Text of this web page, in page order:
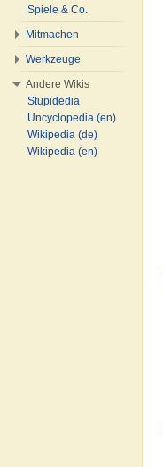
Spiele & Co.
Mitmachen
Werkzeuge
Andere Wikis
Stupidedia
Uncyclopedia (en)
Wikipedia (de)
Wikipedia (en)